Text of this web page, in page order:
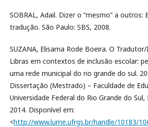
SOBRAL, Adail. Dizer o “mesmo” a outros:
tradução. São Paulo: SBS, 2008.
SUZANA, Elisama Rode Boeira. O
Libras em contextos de inclusão escolar:
uma rede municipal do rio grande do sul.
Dissertação (Mestrado) – Faculdade de
Universidade Federal do Rio Grande do
2014. Disponível em:
<http://www.lume.ufrgs.br/handle/10183/